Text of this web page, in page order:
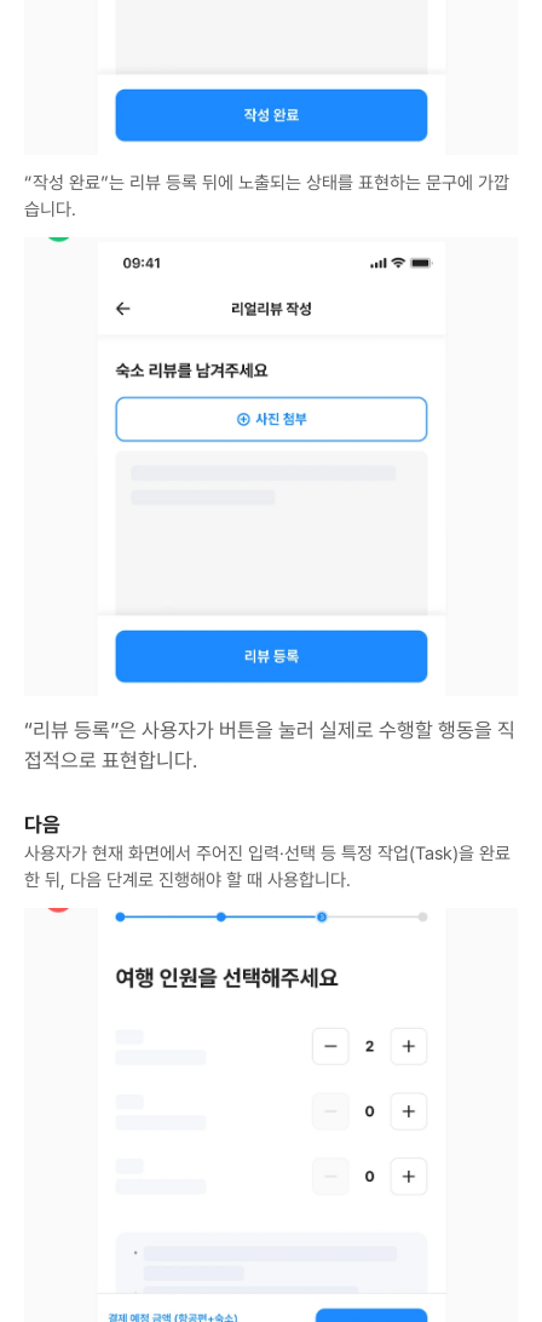
“작성 완료”는 리뷰 등록 뒤에 노출되는 상태를 표현하는 문구에 가깝
습니다.
“리뷰 등록”은 사용자가 버튼을 눌러 실제로 수행할 행동을 직
접적으로 표현합니다.
다음
사용자가 현재 화면에서 주어진 입력·선택 등 특정 작업(Task)을 완료
한 뒤, 다음 단계로 진행해야 할 때 사용합니다.